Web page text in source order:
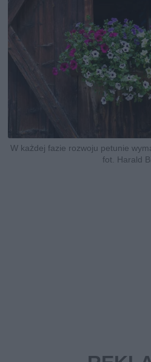
W każdej fazie rozwoju petunie
fot. Harald